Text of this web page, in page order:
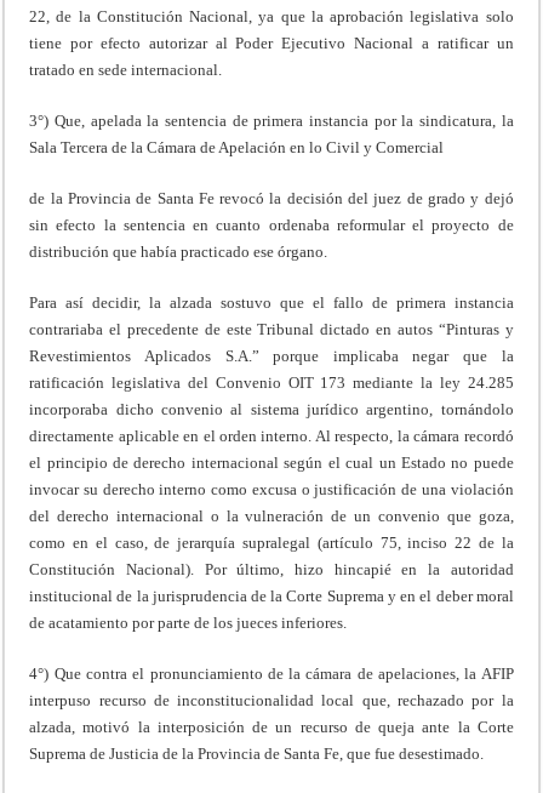
22, de la Constitución Nacional, ya que la aprobación legislativa solo
tiene por efecto autorizar al Poder Ejecutivo Nacional a ratificar un
tratado en sede internacional.
3°) Que, apelada la sentencia de primera instancia por la sindicatura, la
Sala Tercera de la Cámara de Apelación en lo Civil y Comercial
de la Provincia de Santa Fe revocó la decisión del juez de grado y dejó
sin efecto la sentencia en cuanto ordenaba reformular el proyecto de
distribución que había practicado ese órgano.
Para así decidir, la alzada sostuvo que el fallo de primera instancia
contrariaba el precedente de este Tribunal dictado en autos “Pinturas y
Revestimientos Aplicados S.A.” porque implicaba negar que la
ratificación legislativa del Convenio OIT 173 mediante la ley 24.285
incorporaba dicho convenio al sistema jurídico argentino, tornándolo
directamente aplicable en el orden interno. Al respecto, la cámara recordó
el principio de derecho internacional según el cual un Estado no puede
invocar su derecho interno como excusa o justificación de una violación
del derecho internacional o la vulneración de un convenio que goza,
como en el caso, de jerarquía supralegal (artículo 75, inciso 22 de la
Constitución Nacional). Por último, hizo hincapié en la autoridad
institucional de la jurisprudencia de la Corte Suprema y en el deber moral
de acatamiento por parte de los jueces inferiores.
4°) Que contra el pronunciamiento de la cámara de apelaciones, la AFIP
interpuso recurso de inconstitucionalidad local que, rechazado por la
alzada, motivó la interposición de un recurso de queja ante la Corte
Suprema de Justicia de la Provincia de Santa Fe, que fue desestimado.